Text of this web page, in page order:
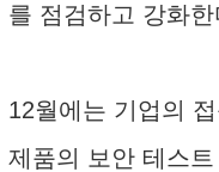
를 점검하고 강화
12월에는 기업의
제품의 보안 테스트